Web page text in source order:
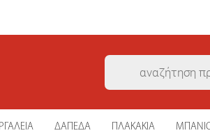
ΔΑΠΕΔΑ ΠΛΑΚΑΚΙΑ